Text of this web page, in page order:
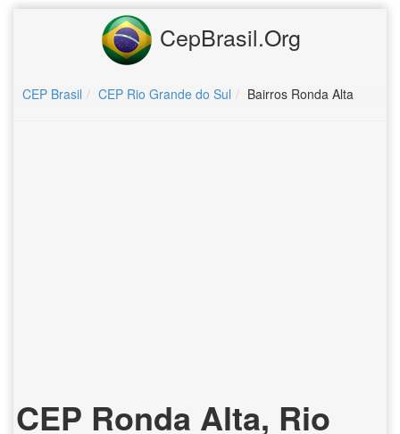
CepBrasil.Org
CEP Brasil CEP Rio Grande do Sul Bairros Ronda Alta
CEP Ronda Alta, Rio